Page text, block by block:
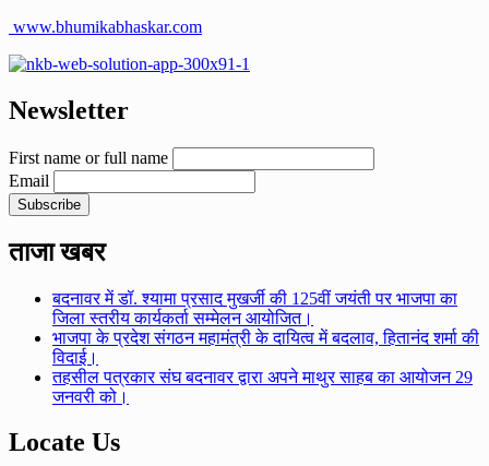
www.bhumikabhaskar.com
Newsletter
First name or full name
Email
ताजा खबर
बदनावर में डॉ. श्यामा प्रसाद मुखर्जी की 125वीं जयंती पर भाजपा का
जिला स्तरीय कार्यकर्ता सम्मेलन आयोजित।
भाजपा के प्रदेश संगठन महामंत्री के दायित्व में बदलाव, हितानंद शर्मा की
विदाई।
तहसील पत्रकार संघ बदनावर द्वारा अपने माथुर साहब का आयोजन 29
जनवरी को।
Locate Us